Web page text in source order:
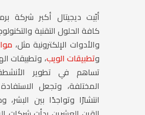
أبّيت ديجيتال أكبر شركة
كافة الحلول التقنية
والأدوات الإلكترونية مثل،
وتطبيقات الويب، وتطبيقات
تساهم في تطوير الأنشطة
المختلفة، وتجعل
انتشارًا وتواجدًا بين